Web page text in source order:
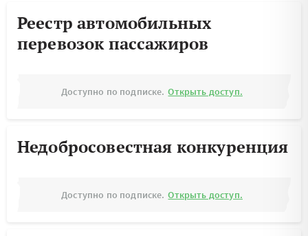
Реестр автомобильных
перевозок пассажиров
Доступно по подписке. Открыть доступ.
Недобросовестная конкуренция
Доступно по подписке. Открыть доступ.